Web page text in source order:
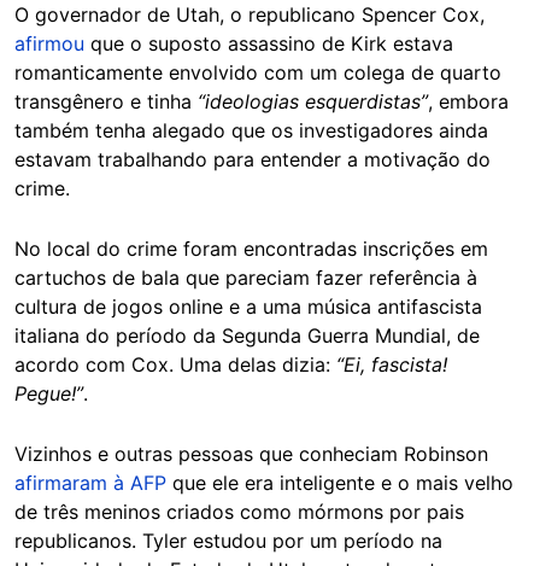
O governador de Utah, o republicano Spencer Cox,
afirmou que o suposto assassino de Kirk estava
romanticamente envolvido com um colega de quarto
transgênero e tinha “ideologias esquerdistas”, embora
também tenha alegado que os investigadores ainda
estavam trabalhando para entender a motivação do
crime.
No local do crime foram encontradas inscrições em
cartuchos de bala que pareciam fazer referência à
cultura de jogos online e a uma música antifascista
italiana do período da Segunda Guerra Mundial, de
acordo com Cox. Uma delas dizia: “Ei, fascista!
Pegue!”.
Vizinhos e outras pessoas que conheciam Robinson
afirmaram à AFP que ele era inteligente e o mais velho
de três meninos criados como mórmons por pais
republicanos. Tyler estudou por um período na